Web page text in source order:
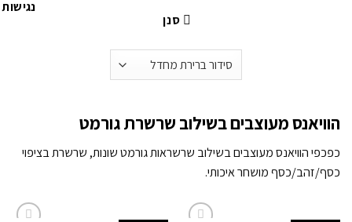
סנן
הוויאנס מעוצבים בשילוב שרשרת גורמט
כפכפי הוויאנס מעוצבים בשילוב שרשראות גורמט שונות, שרשרת בציפוי
כסף/זהב/כסף מושחר איכותי.